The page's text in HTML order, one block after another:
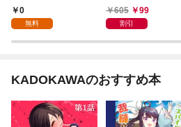
0
無料
605
99
割引
KADOKAWAのおすすめ本